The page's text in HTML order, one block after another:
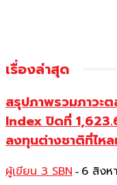
เรื่องล่าสุด
สรุปภาพรวมภาวะ
Index ปิดที่
ลงทุนต่างชาติที่ไห
ผู้เขียน 3 SBN - 6 สิงห